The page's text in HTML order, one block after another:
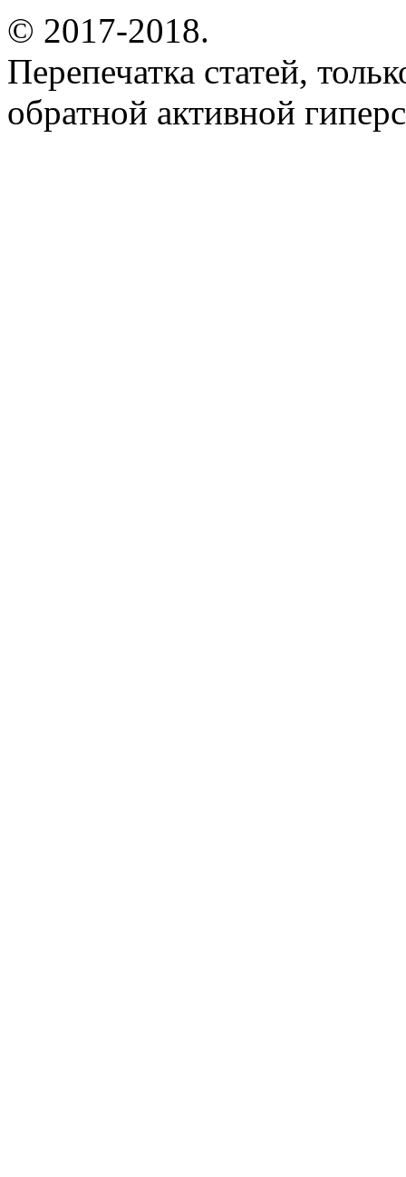
© 2017-2018.
Перепечатка статей,
обратной активной